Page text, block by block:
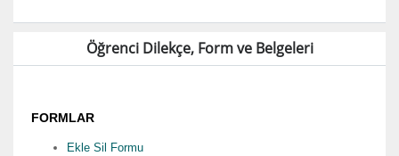
Öğrenci Dilekçe, Form ve Belgeleri
FORMLAR
Ekle Sil Formu